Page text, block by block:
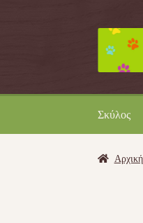
Απευθείας
μετάβαση
στην
Μετάβαση
σε
Σκύλος